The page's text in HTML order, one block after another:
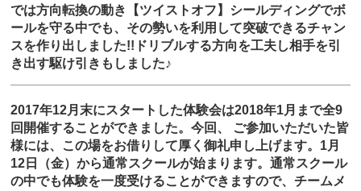
では方向転換の動き【ツイストオフ】シールディングでボ
ールを守る中でも、その勢いを利用して突破できるチャン
スを作り出しました!!ドリブルする方向を工夫し相手を引
き出す駆け引きもしました♪
2017年12月末にスタートした体験会は2018年1月まで全9
回開催することができました。今回、 ご参加いただいた皆
様には、この場をお借りして厚く御礼申し上げます。1月
12日（金）から通常スクールが始まります。通常スクール
の中でも体験を一度受けることができますので、チームメ